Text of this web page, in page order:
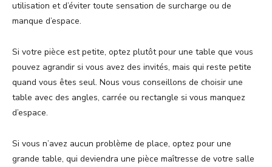
utilisation et d’éviter toute sensation de surcharge ou de
manque d’espace.
Si votre pièce est petite, optez plutôt pour une table que vous
pouvez agrandir si vous avez des invités, mais qui reste petite
quand vous êtes seul. Nous vous conseillons de choisir une
table avec des angles, carrée ou rectangle si vous manquez
d’espace.
Si vous n’avez aucun problème de place, optez pour une
grande table, qui deviendra une pièce maîtresse de votre salle